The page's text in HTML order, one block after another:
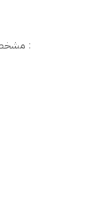
مشخصات دریافت شبکه ایران فردا در ماهواره ترکمنعالم :